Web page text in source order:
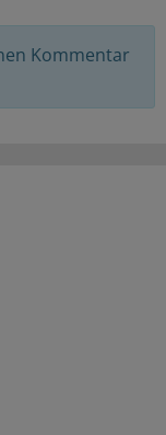
Kommentar